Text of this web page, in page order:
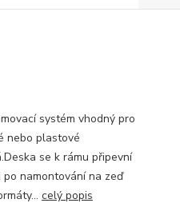
systém vhodný pro
nebo plastové
se k rámu připevní
namontování na zeď
celý popis